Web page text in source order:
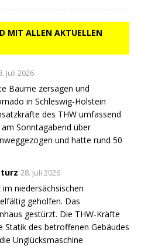
MIT ALLEN AKTUELLEN
Juli 2026
Bäume zersägen und
in Schleswig-Holstein
des THW umfassend
Sonntagabend über
und hatte rund 50
28. Juli 2026
niedersächsischen
geholfen. Das
gestürzt. Die THW-Kräfte
des betroffenen Gebäudes
Unglücksmaschine